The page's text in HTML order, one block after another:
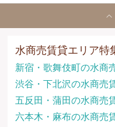
水商売賃貸エリア特
新宿・歌舞伎町の水商
渋谷・下北沢の水商売
五反田・蒲田の水商売
六本木・麻布の水商売